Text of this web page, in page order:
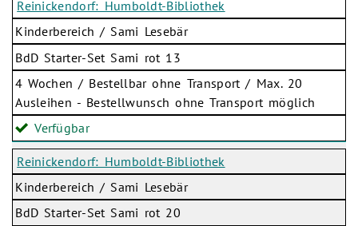
Reinickendorf: Humboldt-Bibliothek
Kinderbereich / Sami Lesebär
BdD Starter-Set Sami rot 13
4 Wochen / Bestellbar ohne Transport / Max. 20
Ausleihen - Bestellwunsch ohne Transport möglich
Verfügbar
Reinickendorf: Humboldt-Bibliothek
Kinderbereich / Sami Lesebär
BdD Starter-Set Sami rot 20